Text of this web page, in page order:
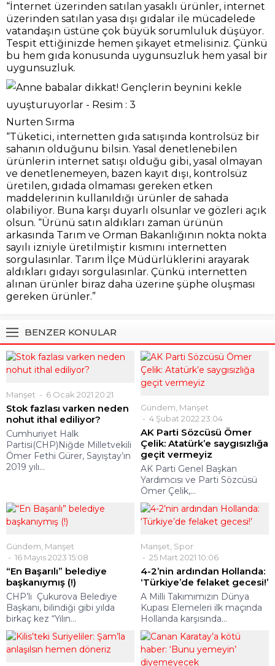
“İnternet üzerinden satılan yasaklı ürünler, internet
üzerinden satılan yasa dışı gıdalar ile mücadelede
vatandaşın üstüne çok büyük sorumluluk düşüyor.
Tespit ettiğinizde hemen şikayet etmelisiniz. Çünkü
bu hem gıda konusunda uygunsuzluk hem yasal bir
uygunsuzluk.
Nurten Sırma
“Tüketici, internetten gıda satışında kontrolsüz bir
sahanın olduğunu bilsin. Yasal denetlenebilen
ürünlerin internet satışı olduğu gibi, yasal olmayan
ve denetlenemeyen, bazen kayıt dışı, kontrolsüz
üretilen, gıdada olmaması gereken etken
maddelerinin kullanıldığı ürünler de sahada
olabiliyor. Buna karşı duyarlı olsunlar ve gözleri açık
olsun. “Ürünü satın aldıkları zaman ürünün
arkasında Tarım ve Orman Bakanlığının nokta nokta
sayılı izniyle üretilmiştir kısmını internetten
sorgulasınlar. Tarım İlçe Müdürlüklerini arayarak
aldıkları gıdayı sorgulasınlar. Çünkü internetten
alınan ürünler biraz daha üzerine şüphe oluşması
gereken ürünler.”
BENZER KONULAR
Manşet 6 Ocak 2021 20:21
Stok fazlası varken neden
nohut ithal ediliyor?
Cumhuriyet Halk
Partisi(CHP)Niğde Milletvekili
Ömer Fethi Gürer, Sayıştay’ın
2019 yılı...
Gündem Manşet
4 Şubat 2022 23:04
AK Parti Sözcüsü Ömer
Çelik: Atatürk’e saygısızlığa
geçit vermeyiz
AK Parti Genel Başkan
Yardımcısı ve Parti Sözcüsü
Ömer Çelik,...
Gündem Manşet
16 Mayıs 2023 15:08
“En Başarılı” belediye
başkanıymış (!)
CHP’li Çukurova Belediye
Başkanı, bilindiği gibi yılda
birkaç kez “Yılın...
Manşet Spor
25 Mart 2021 10:06
4-2’nin ardından Hollanda:
‘Türkiye’de felaket gecesi!’
A Milli Takımımızın Dünya
Kupası Elemeleri ilk maçında
Hollanda karşısında...